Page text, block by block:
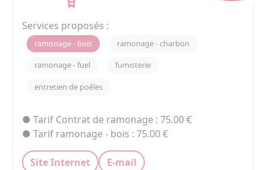
d'évacuation des fumées. C'est grâce à cette
vision du commerce et de la restauration du
patrimoine que nous avons pu développer notre
entreprise depuis nos débuts en 2018.
Services proposés :
ramonage - bois ramonage - charbon
ramonage - fuel fumisterie
entretien de poêles
● Tarif Contrat de ramonage : 75.00 €
● Tarif ramonage - bois : 75.00 €
Site Internet
E-mail